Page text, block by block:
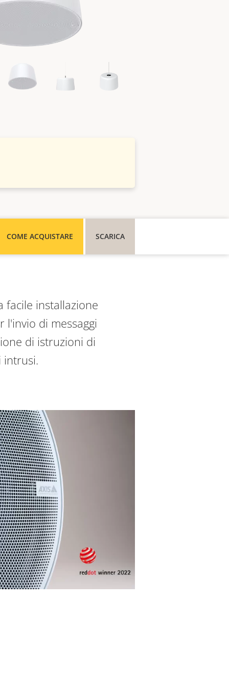
COME ACQUISTARE SCARICA
facile installazione
l'invio di messaggi
di istruzioni di
intrusi.